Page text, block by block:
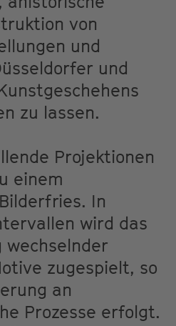
von
und
und
zu lassen.
Projektionen
einem
In
wird das
wechselnder
zugespielt, so
an
Prozesse erfolgt.